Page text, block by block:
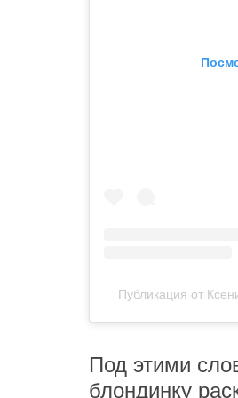
Публикация от
Под этими
блондинку